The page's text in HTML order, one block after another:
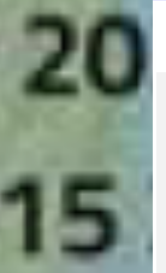
OSOBNOST